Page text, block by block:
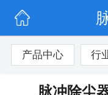
产品中心 行